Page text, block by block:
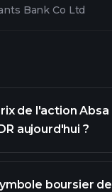
Bank Co Ltd
de l'action Absa
aujourd'hui ?
boursier de